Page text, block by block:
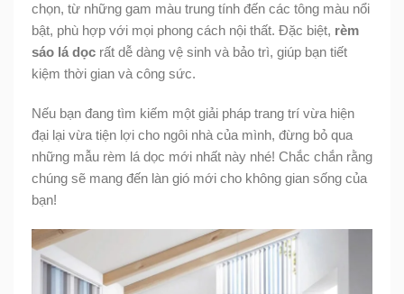
chọn, từ những gam màu trung tính đến các tông màu nổi
bật, phù hợp với mọi phong cách nội thất. Đặc biệt, rèm
sáo lá dọc rất dễ dàng vệ sinh và bảo trì, giúp bạn tiết
kiệm thời gian và công sức.
Nếu bạn đang tìm kiếm một giải pháp trang trí vừa hiện
đại lại vừa tiện lợi cho ngôi nhà của mình, đừng bỏ qua
những mẫu rèm lá dọc mới nhất này nhé! Chắc chắn rằng
chúng sẽ mang đến làn gió mới cho không gian sống của
bạn!